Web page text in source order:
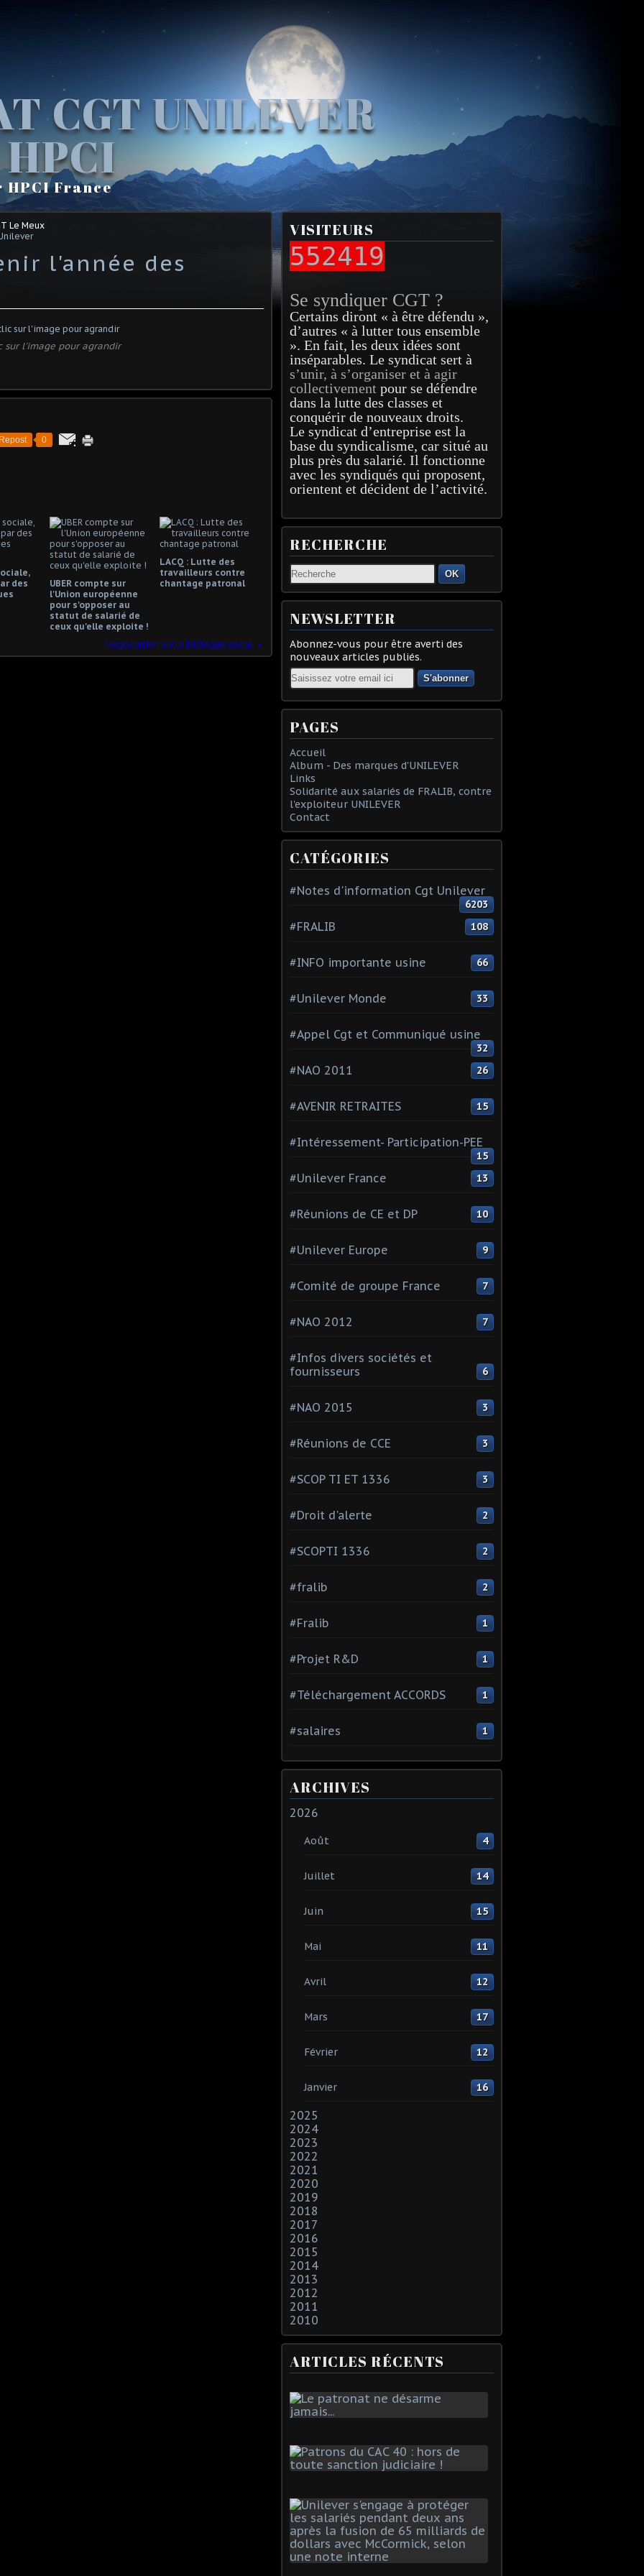
CGT UNILEVER
HPCI France
Le Meux
l'année des
sur l'image pour agrandir
Repost 0
des
UBER compte sur
l'Union européenne
pour s'opposer au
statut de salarié de
ceux qu'elle exploite !
LACQ : Lutte des
travailleurs contre
chantage patronal
Négociation sur le Dialogue social
VISITEURS
552419
Se syndiquer CGT ?
Certains diront « à être défendu »,
d’autres « à lutter tous ensemble
». En fait, les deux idées sont
inséparables. Le syndicat sert à
s’unir, à s’organiser et à agir
collectivement pour se défendre
dans la lutte des classes et
conquérir de nouveaux droits.
Le syndicat d’entreprise est la
base du syndicalisme, car situé au
plus près du salarié. Il fonctionne
avec les syndiqués qui proposent,
orientent et décident de l’activité.
RECHERCHE
OK
NEWSLETTER
Abonnez-vous pour être averti des
nouveaux articles publiés.
Email
PAGES
Accueil
Album - Des marques d'UNILEVER
Links
Solidarité aux salariés de FRALIB, contre
l'exploiteur UNILEVER
Contact
CATÉGORIES
#Notes d'information Cgt Unilever
6203
#FRALIB 108
#INFO importante usine 66
#Unilever Monde 33
#Appel Cgt et Communiqué usine
32
#NAO 2011 26
#AVENIR RETRAITES 15
#Intéressement- Participation-PEE
15
#Unilever France 13
#Réunions de CE et DP 10
#Unilever Europe 9
#Comité de groupe France 7
#NAO 2012 7
#Infos divers sociétés et
fournisseurs
6
#NAO 2015 3
#Réunions de CCE 3
#SCOP TI ET 1336 3
#Droit d'alerte 2
#SCOPTI 1336 2
#fralib 2
#Fralib 1
#Projet R&D 1
#Téléchargement ACCORDS 1
#salaires 1
ARCHIVES
2026
Août 4
Juillet 14
Juin 15
Mai 11
Avril 12
Mars 17
Février 12
Janvier 16
2025
2024
2023
2022
2021
2020
2019
2018
2017
2016
2015
2014
2013
2012
2011
2010
ARTICLES RÉCENTS